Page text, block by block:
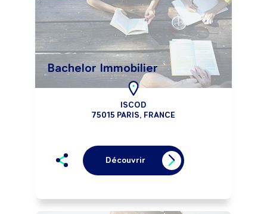
Bachelor Immobilier
ISCOD
75015 PARIS, FRANCE
Découvrir